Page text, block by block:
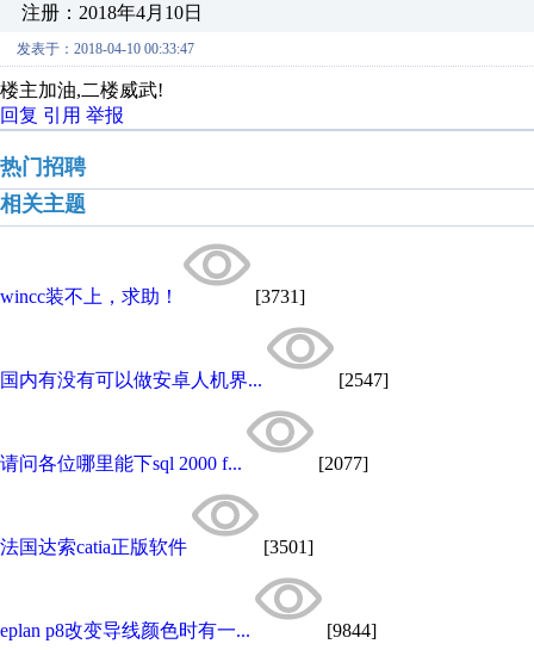
注册：2018年4月10日
发表于：2018-04-10 00:33:47
楼主加油,二楼威武!
回复 引用 举报
热门招聘
相关主题
wincc装不上，求助！ [3731]
国内有没有可以做安卓人机界... [2547]
请问各位哪里能下sql 2000 f... [2077]
法国达索catia正版软件 [3501]
eplan p8改变导线颜色时有一... [9844]